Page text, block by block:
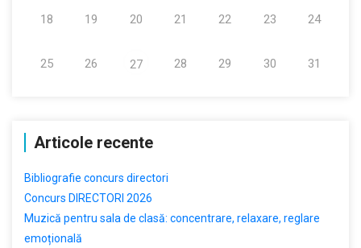
18 19 20 21 22 23 24
25 26 27 28 29 30 31
Articole recente
Bibliografie concurs directori
Concurs DIRECTORI 2026
Muzică pentru sala de clasă: concentrare, relaxare, reglare
emoțională